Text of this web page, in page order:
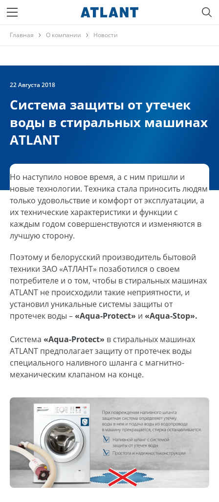
Главная О компании Новости
22 Августа 2018
Система защиты от утечек
воды в стиральных машинах
ATLANT
Но наступило новое время, а с ним пришли и
новые технологии. Техника стала приносить людям
только удовольствие и комфорт от эксплуатации, а
их технические характеристики и функции с
каждым годом совершенствуются и изменяются в
лучшую сторону.
Поэтому и белорусский производитель бытовой
техники ЗАО «АТЛАНТ» позаботился о своем
потребителе и о том, чтобы в стиральных машинах
ATLANT не происходили такие неприятности, и
установил уникальные системы защиты от
протечек воды –«Аqua-Protect» и «Аqua-Stop».
Система «Аqua-Protect» в стиральных машинах
ATLANT предполагает защиту от протечек воды
специального наливного шланга с магнитно-
механическим клапаном на конце.